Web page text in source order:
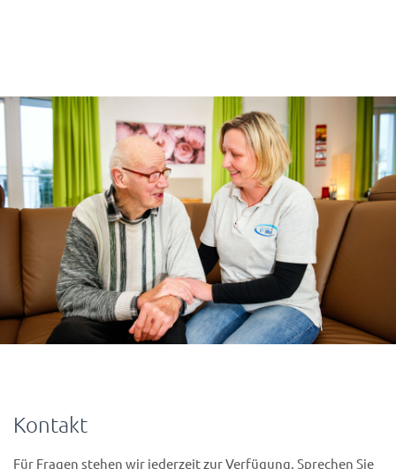
Kontakt
Für Fragen stehen wir jederzeit zur Verfügung. Sprechen Sie